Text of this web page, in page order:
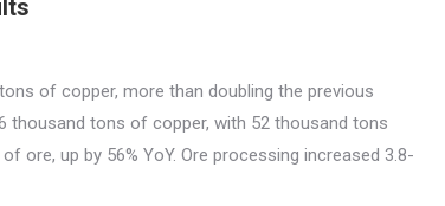
of copper, more than doubling the previous
thousand tons of copper, with 52 thousand tons
ore, up by 56% YoY. Ore processing increased 3.8-